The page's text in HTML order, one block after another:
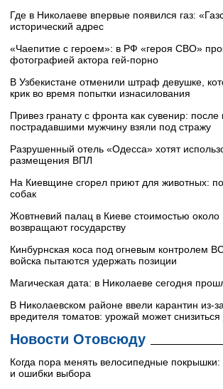
Где в Николаеве впервые появился газ:
исторический адрес
«Чаепитие с героем»: в РФ «героя СВО»
фотографией актора гей-порно
В Узбекистане отменили штраф девушке,
крик во время попытки изнасилования
Привез гранату с фронта как сувенир: после
пострадавшими мужчину взяли под стражу
Разрушенный отель «Одесса» хотят
размещения ВПЛ
На Киевщине сгорел приют для животных:
собак
Жовтневий палац в Киеве стоимостью около
возвращают государству
Кинбурнская коса под огневым контролем
войска пытаются удержать позиции
Магическая дата: в Николаеве сегодня
В Николаевском районе ввели карантин из-
вредителя томатов: урожай может
Новости Отовсюду
Когда пора менять велосипедные покрышки:
и ошибки выбора